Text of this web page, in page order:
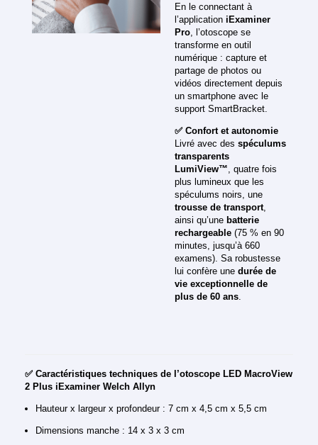
En le connectant à
l’application iExaminer
Pro, l’otoscope se
transforme en outil
numérique : capture et
partage de photos ou
vidéos directement depuis
un smartphone avec le
support SmartBracket.
✅ Confort et autonomie
Livré avec des spéculums
transparents
LumiView™, quatre fois
plus lumineux que les
spéculums noirs, une
trousse de transport,
ainsi qu’une batterie
rechargeable (75 % en 90
minutes, jusqu’à 660
examens). Sa robustesse
lui confère une durée de
vie exceptionnelle de
plus de 60 ans.
✅ Caractéristiques techniques de l’otoscope LED MacroView
2 Plus iExaminer Welch Allyn
Hauteur x largeur x profondeur : 7 cm x 4,5 cm x 5,5 cm
Dimensions manche : 14 x 3 x 3 cm